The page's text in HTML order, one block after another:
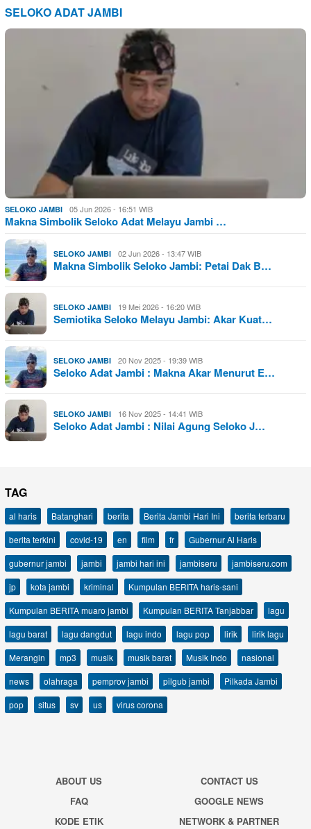
SELOKO ADAT JAMBI
SELOKO JAMBI 05 Jun 2026 - 16:51 WIB
Makna Simbolik Seloko Adat Melayu Jambi …
SELOKO JAMBI 02 Jun 2026 - 13:47 WIB
Makna Simbolik Seloko Jambi: Petai Dak B…
SELOKO JAMBI 19 Mei 2026 - 16:20 WIB
Semiotika Seloko Melayu Jambi: Akar Kuat…
SELOKO JAMBI 20 Nov 2025 - 19:39 WIB
Seloko Adat Jambi : Makna Akar Menurut E…
SELOKO JAMBI 16 Nov 2025 - 14:41 WIB
Seloko Adat Jambi : Nilai Agung Seloko J…
TAG
al haris Batanghari berita Berita Jambi Hari Ini
berita terbaru
berita terkini
covid-19 en film fr
Gubernur Al Haris
gubernur jambi
jambi jambi hari ini jambiseru
jambiseru.com
jp
kota jambi kriminal
Kumpulan BERITA haris-sani
Kumpulan BERITA muaro jambi
Kumpulan BERITA Tanjabbar
lagu
lagu barat
lagu dangdut lagu indo lagu pop lirik
lirik lagu
Merangin
mp3 musik musik barat Musik Indo
nasional
news
olahraga pemprov jambi pilgub jambi
Pilkada Jambi
pop
situs sv us virus corona
ABOUT US
CONTACT US
FAQ
GOOGLE NEWS
KODE ETIK
NETWORK & PARTNER